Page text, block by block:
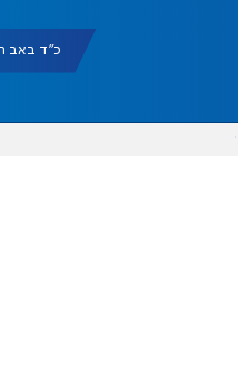
כ"ד באב תשפ"ו